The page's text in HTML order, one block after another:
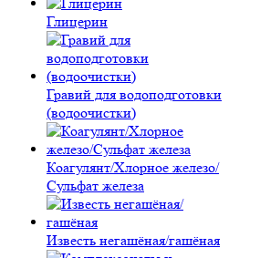
Глицерин
Гравий для водоподготовки
(водоочистки)
Коагулянт/Хлорное железо/
Сульфат железа
Известь негашёная/гашёная